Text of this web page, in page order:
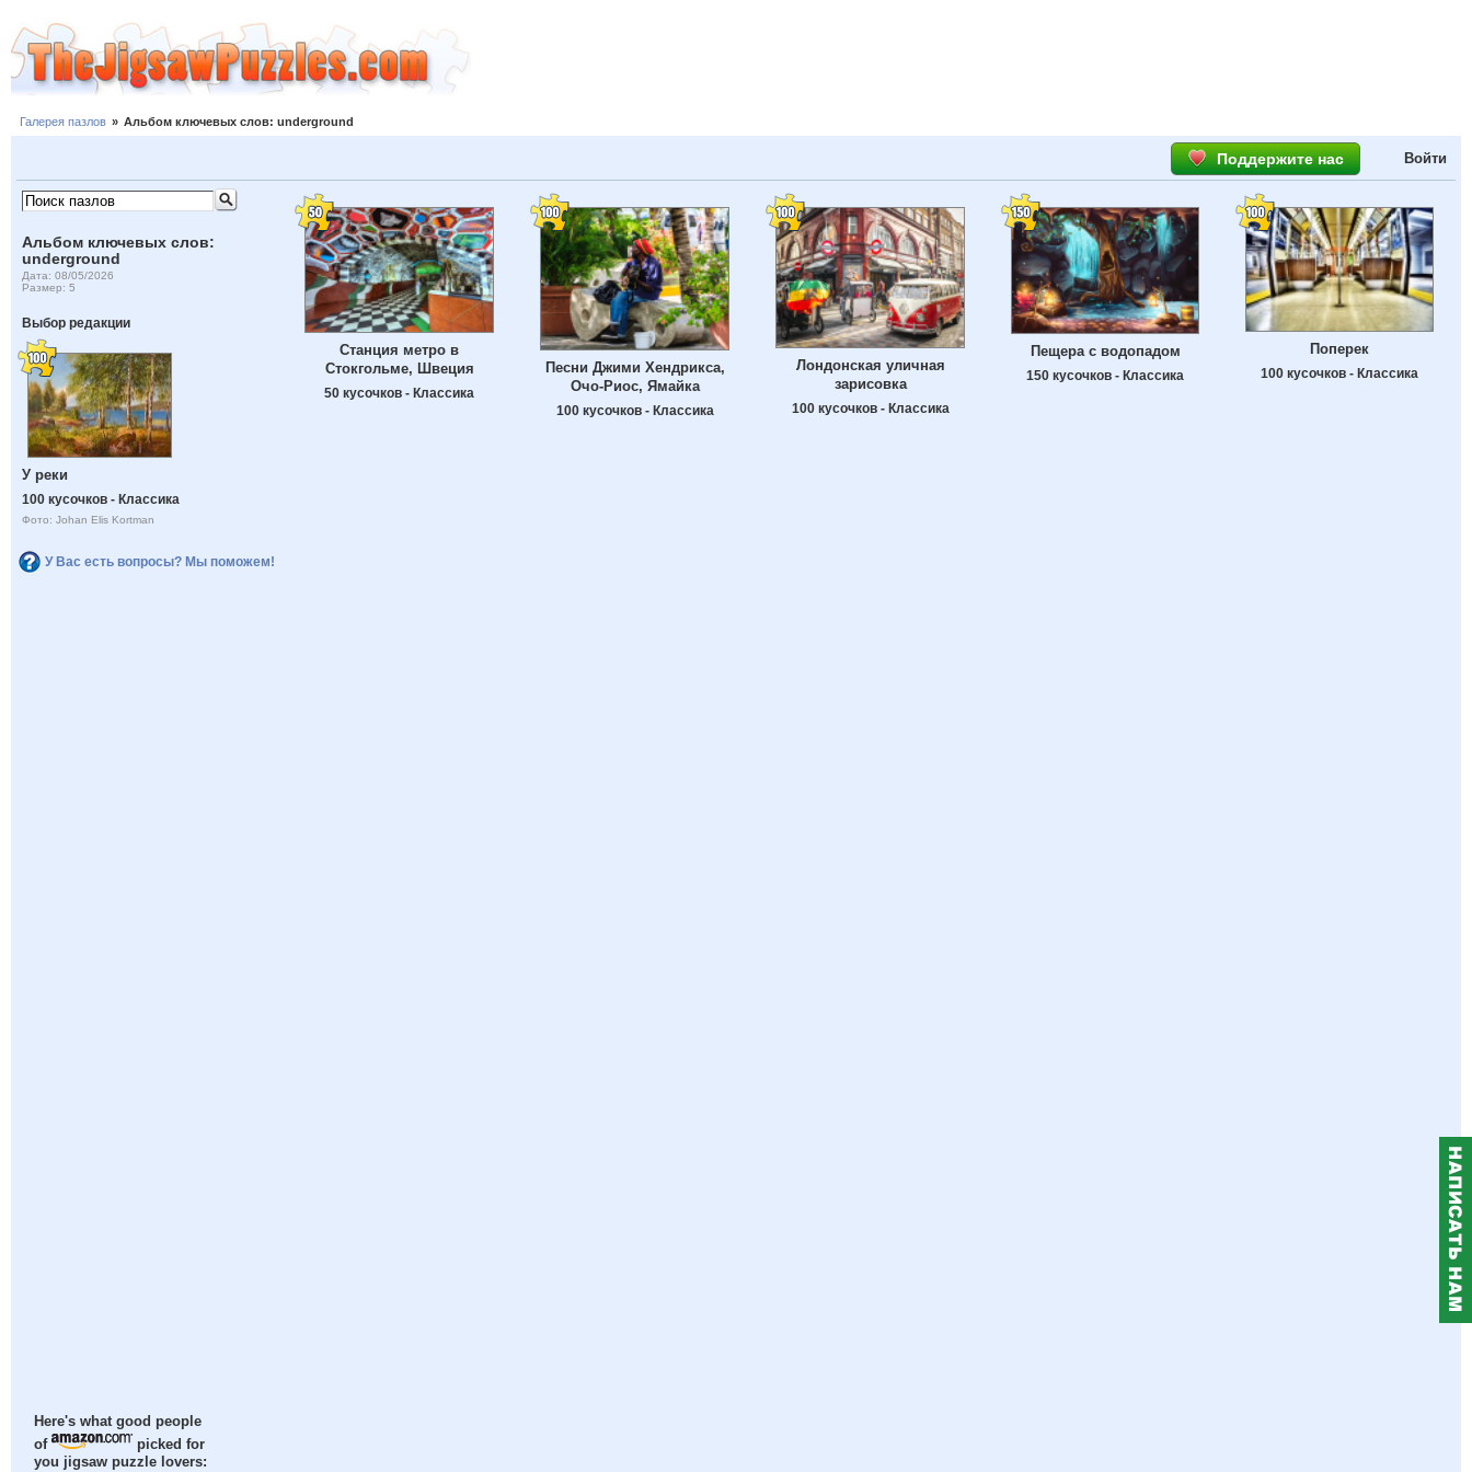
Галерея пазлов » Альбом ключевых слов: underground
Поддержите нас Войти
Альбом ключевых слов:
underground
Дата: 08/05/2026
Размер: 5
Выбор редакции
У реки
100 кусочков - Классика
Фото: Johan Elis Kortman
У Вас есть вопросы? Мы поможем!
Here's what good people
of
picked for
you jigsaw puzzle lovers:
Станция метро в
Стокгольме, Швеция
50 кусочков - Классика
Песни Джими Хендрикса,
Очо-Риос, Ямайка
100 кусочков - Классика
Лондонская уличная
зарисовка
100 кусочков - Классика
Пещера с водопадом
150 кусочков - Классика
Поперек
100 кусочков - Классика